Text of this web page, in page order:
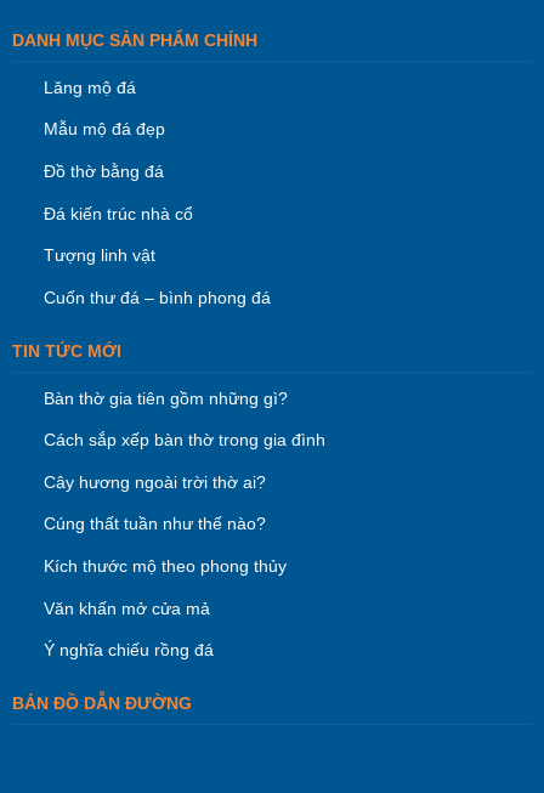
DANH MỤC SẢN PHẨM CHÍNH
Lăng mộ đá
Mẫu mộ đá đẹp
Đồ thờ bằng đá
Đá kiến trúc nhà cổ
Tượng linh vật
Cuốn thư đá – bình phong đá
TIN TỨC MỚI
Bàn thờ gia tiên gồm những gì?
Cách sắp xếp bàn thờ trong gia đình
Cây hương ngoài trời thờ ai?
Cúng thất tuần như thế nào?
Kích thước mộ theo phong thủy
Văn khấn mở cửa mả
Ý nghĩa chiếu rồng đá
BẢN ĐỒ DẪN ĐƯỜNG